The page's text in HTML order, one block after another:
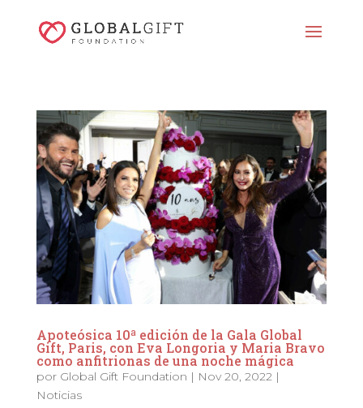
Apoteósica 10ª edición de la Gala Global
Gift, Paris, con Eva Longoria y Maria Bravo
como anfitrionas de una noche mágica
por Global Gift Foundation | Nov 20, 2022|
Noticias